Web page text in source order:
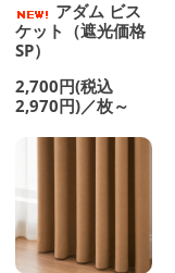
アダム ビス
ケット（遮光価格
SP）
2,700円(税込
2,970円)／枚～